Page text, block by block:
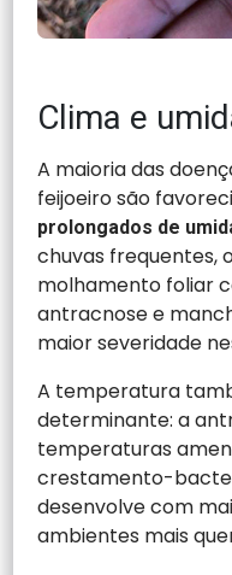
Clima e
A maioria das
feijoeiro são
prolongados de
chuvas frequentes,
molhamento foliar
antracnose e
maior severidade
A temperatura
determinante: a
temperaturas
crestamento-
desenvolve com
ambientes mais